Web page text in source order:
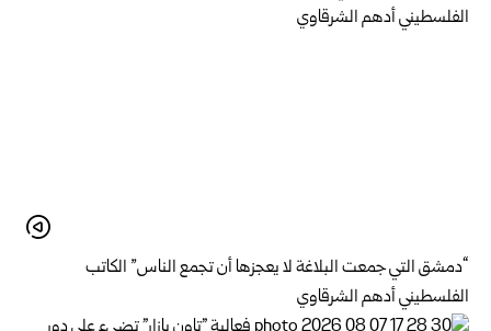
“دمشق التي جمعت البلاغة لا يعجزها أن تجمع الناس” الكاتب
الفلسطيني أدهم الشرقاوي